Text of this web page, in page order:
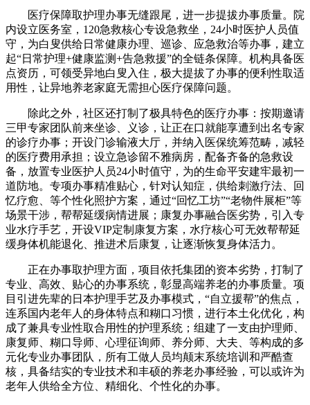
医疗保障取护理办事无缝跟尾，进一步提拔办事质量。院
内设立医务室，120急救核心专设急救坐，24小时医护人员值
守，为白叟供给日常健康办理、巡诊、应急救治等办事，建立
起“日常护理+健康监测+告急救援”的全链条保障。机构具备医
点资历，可领受异地白叟入住，极大提拔了办事的便利性取适
用性，让异地养老家庭无需担心医疗保障问题。
除此之外，社区还打制了极具特色的医疗办事：按期邀请
三甲专家团队前来坐诊、义诊，让正在口就能享遭到出名专家
的诊疗办事；开设门诊输液大厅，并纳入医保统筹范畴，减轻
的医疗费用承担；设立急诊留不雅病房，配备齐备的急救设
备，放置专业医护人员24小时值守，为的生命平安建牢最初一
道防地。专项办事精准贴心，针对认知症，供给刺激疗法、回
忆疗愈、等个性化照护方案，通过“回忆工坊”“老物件展柜”等
场景干涉，帮帮延缓病情进展；康复办事融合医劣势，引入专
业水疗手艺，开设VIP定制康复方案，水疗核心可无效帮帮延
缓身体机能退化、推进术后康复，让逐渐恢复身体活力。
正在办事取护理方面，项目依托集团的资本劣势，打制了
专业、高效、贴心的办事系统，彰显高端养老的办事质量。项
目引进先辈的日本护理手艺及办事模式，“自立援帮”的焦点，
连系国内老年人的身体特点和糊口习惯，进行本土化优化，构
成了兼具专业性取合用性的护理系统；组建了一支由护理师、
康复师、糊口导师、心理征询师、养分师、大夫、等构成的多
元化专业办事团队，所有工做人员均颠末系统培训和严酷查
核，具备结实的专业技术和丰硕的养老办事经验，可以或许为
老年人供给全方位、精细化、个性化的办事。